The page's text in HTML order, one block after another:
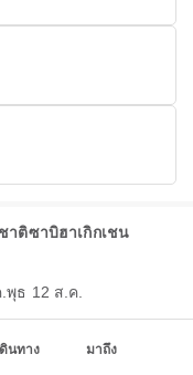
าติซาบิฮาเกิกเชน
พุธ 12 ส.ค.
นทาง มาถึง